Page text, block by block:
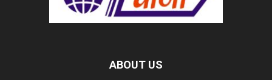
ABOUT US